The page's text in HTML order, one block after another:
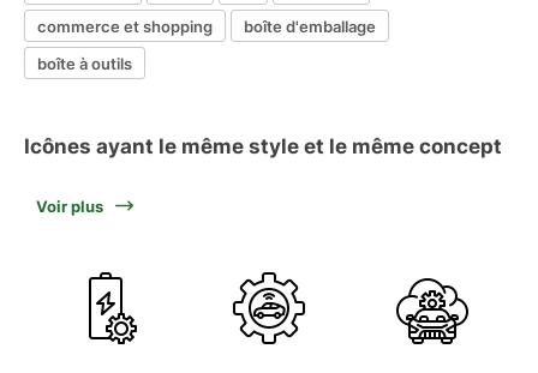
commerce et shopping
boîte d'emballage
boîte à outils
Icônes ayant le même style et le même concept
Voir plus